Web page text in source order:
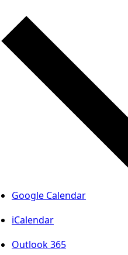
Google Calendar
iCalendar
Outlook 365